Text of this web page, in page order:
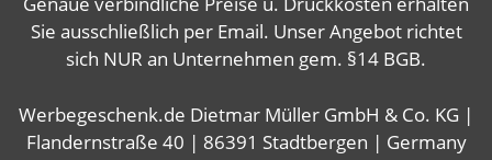
Sie ausschließlich per Email. Unser Angebot richtet
sich NUR an Unternehmen gem. §14 BGB.
Werbegeschenk.de Dietmar Müller GmbH & Co. KG |
Flandernstraße 40 | 86391 Stadtbergen | Germany